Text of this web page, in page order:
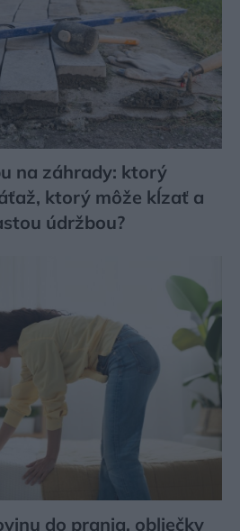
na záhrady: ktorý
ktorý môže kĺzať a
údržbou?
do prania, obliečky